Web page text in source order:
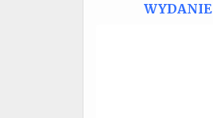
WYDANIE